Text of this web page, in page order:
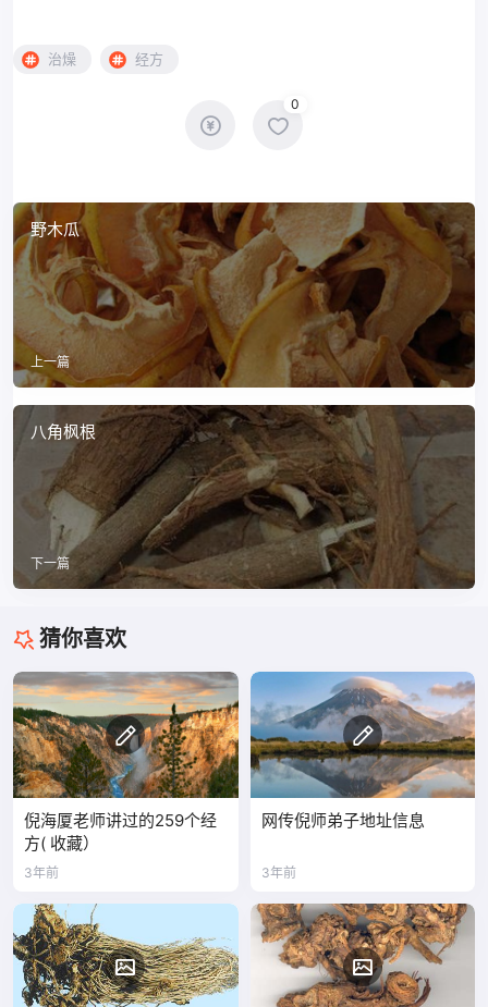
治燥 经方
0
野木瓜
上一篇
八角枫根
下一篇
猜你喜欢
倪海厦老师讲过的259个经
方( 收藏）
3年前
网传倪师弟子地址信息
3年前